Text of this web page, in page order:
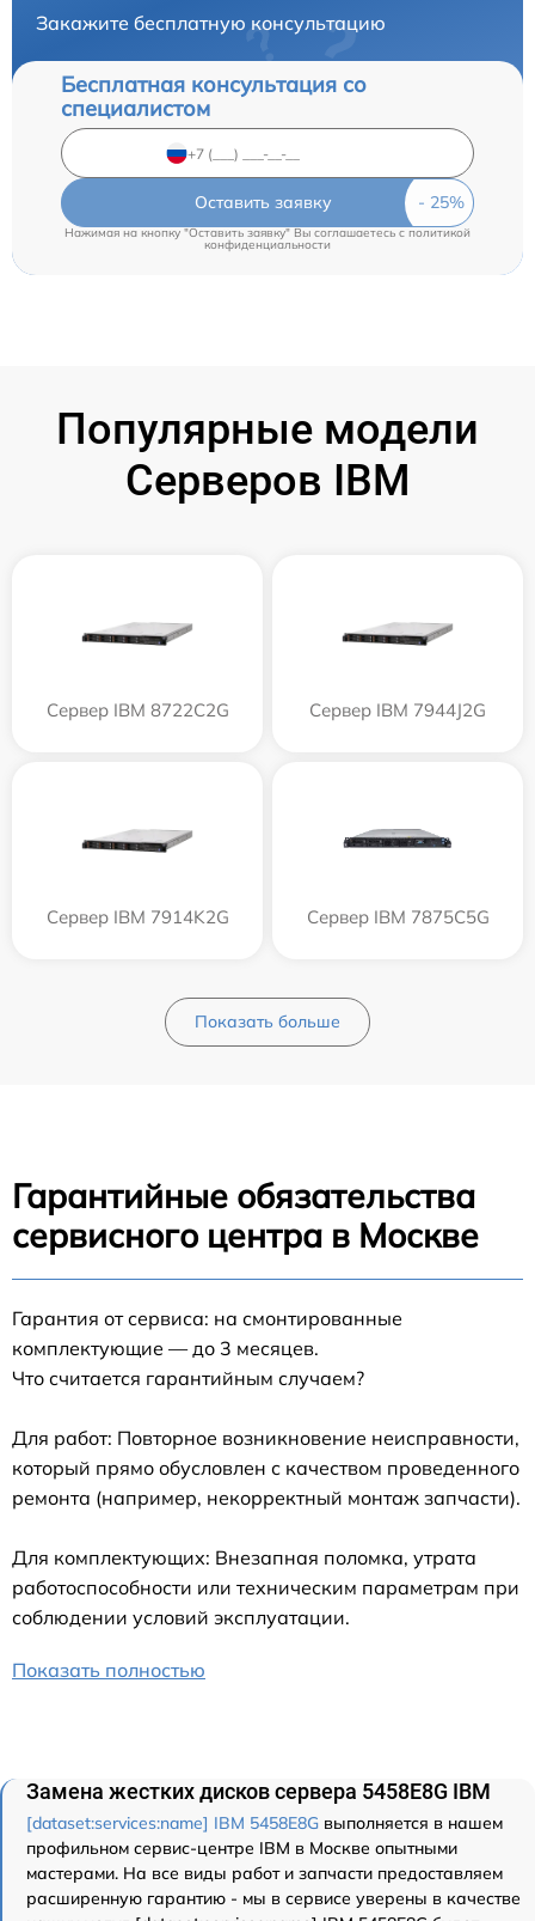
Закажите бесплатную консультацию
Бесплатная консультация со
специалистом
Оставить заявку
Нажимая на кнопку "Оставить заявку" Вы соглашаетесь c политикой
конфиденциальности
Популярные модели
Серверов IBM
Сервер IBM 8722C2G Сервер IBM 7944J2G
Сервер IBM 7914K2G Сервер IBM 7875C5G
Показать больше
Гарантийные обязательства
сервисного центра в Москве
Гарантия от сервиса: на смонтированные
комплектующие — до 3 месяцев.
Что считается гарантийным случаем?
Для работ: Повторное возникновение неисправности,
который прямо обусловлен с качеством проведенного
ремонта (например, некорректный монтаж запчасти).
Для комплектующих: Внезапная поломка, утрата
работоспособности или техническим параметрам при
соблюдении условий эксплуатации.
Показать полностью
Замена жестких дисков сервера 5458E8G IBM
[dataset:services:name] IBM 5458E8G выполняется в нашем
профильном сервис-центре IBM в Москве опытными
мастерами. На все виды работ и запчасти предоставляем
расширенную гарантию - мы в сервисе уверены в качестве